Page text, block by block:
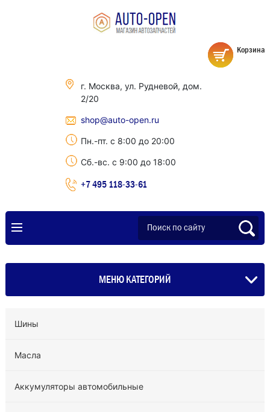
г. Москва, ул. Рудневой, дом.
2/20
shop@auto-open.ru
Пн.-пт. с 8:00 до 20:00
Сб.-вс. с 9:00 до 18:00
+7 495 118-33-61
Корзина
МЕНЮ КАТЕГОРИЙ
Шины
Масла
Аккумуляторы автомобильные